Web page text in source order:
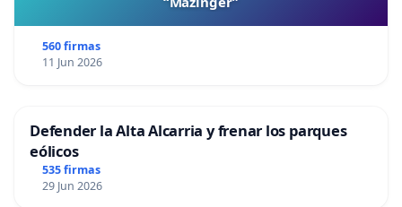
560 firmas
11 Jun 2026
Defender la Alta Alcarria y frenar los parques
eólicos
535 firmas
29 Jun 2026